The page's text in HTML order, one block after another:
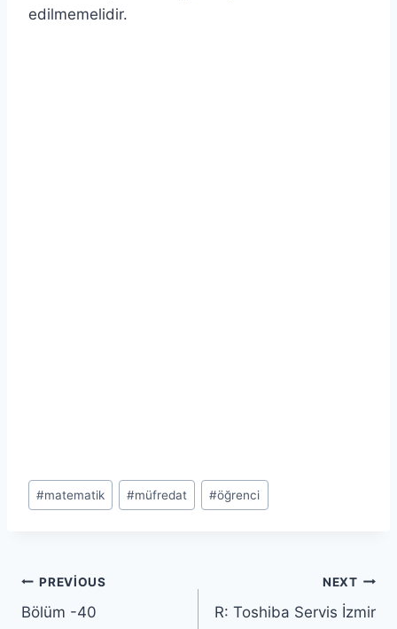
edilmemelidir.
Post
Tags:
#matematik #müfredat #öğrenci
Yazı
PREVIOUS
Bölüm -40
NEXT
R: Toshiba Servis İzmir